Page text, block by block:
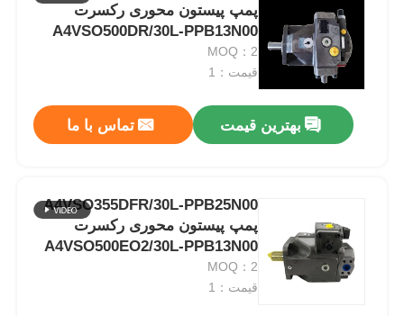
پمپ پیستون محوری رکسرت
A4VSO500DR/30L-PPB13N00
MOQ：2
قیمت：1
بهترین قیمت تماس با ما
A4VSO355DFR/30L-PPB25N00
پمپ پیستون محوری رکسرت
A4VSO500EO2/30L-PPB13N00
MOQ：2
قیمت：1